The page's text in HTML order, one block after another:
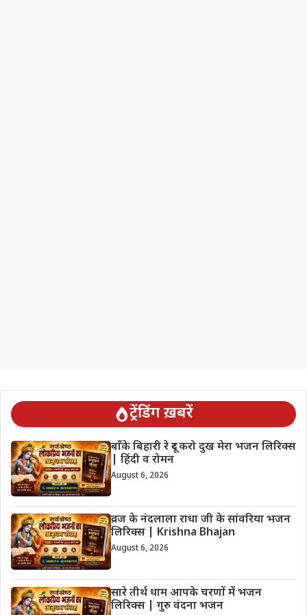
ट्रेंडिंग ख़बरें
बाँके बिहारी रे दूर करो दुख मेरा भजन लिरिक्स
| हिंदी व रोमन
August 6, 2026
व्रज के नंदलाला राधा जी के सांवरिया भजन
लिरिक्स | Krishna Bhajan
August 6, 2026
सारे तीर्थ धाम आपके चरणों में भजन
लिरिक्स | गुरु वंदना भजन